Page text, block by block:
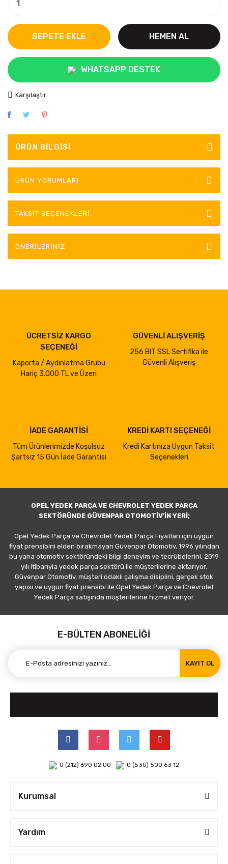
SEPETE EKLE HEMEN AL
WHATSAPP DESTEK
Karşılaştır
ÜRÜN BILGISI
ÜRÜN YORUMLARI
TAKSIT SEÇENEKLERI
ÖNERILERINIZ
ÜCRETSİZ KARGO
SEÇENEĞİ
Kaporta / Aydınlatma Grubu
Hariç 3.000 TL ve Üzeri
GÜVENLİ ALIŞVERİŞ
256 BIT SSL Sertifika ile
Güvenli Alışveriş
İADE GARANTİSİ
Tüm Ürünlerimizde Koşulsuz
Şartsız 15 Gün İade Garantisi
KREDİ KARTI SEÇENEĞİ
Kredi Kartınıza Uygun Taksit
Seçenekleri
OPEL YEDEK PARÇA VE CHEVROLET YEDEK PARÇA
SEKTÖRÜNDE GÜVENPAR OTOMOTİV'İN YERİ;
Opel Yedek Parça ve Chevrolet Yedek Parça Fiyatları için uygun
fiyat prensibini elden bırakmayan Güvenpar Otomotiv, 1996 yılından
bu yana otomotiv sektöründeki bilgi deneyim ve tecrübelerini, 2019
yılı itibarıyla yedek parça sektörü ile müşterilerine aktarıyor.
Güvenpar Otomotiv, müşteri odaklı çalışma disiplini, gerçek stok
yapısı ve uygun fiyat prensibi ile Opel Yedek Parça ve Chevrolet
Yedek Parça satışında müşterilerine hizmet veriyor.
E-BÜLTEN ABONELİĞİ
KAYIT OL
0 (212) 690 02 00 0 (530) 500 63 12
Kurumsal
Yardım